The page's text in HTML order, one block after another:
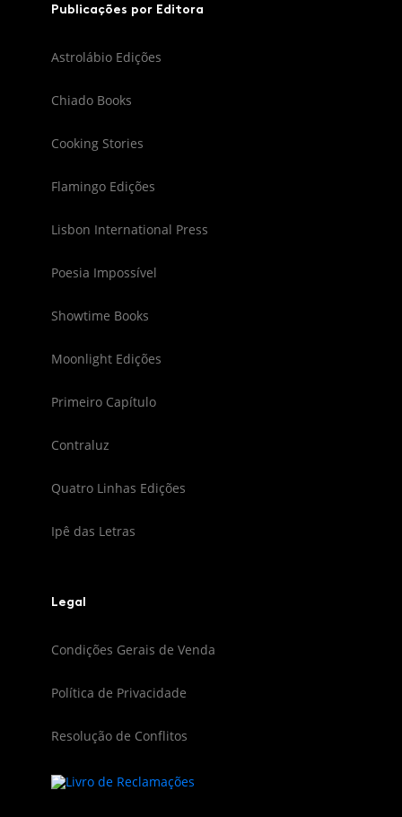
Publicações por Editora
Astrolábio Edições
Chiado Books
Cooking Stories
Flamingo Edições
Lisbon International Press
Poesia Impossível
Showtime Books
Moonlight Edições
Primeiro Capítulo
Contraluz
Quatro Linhas Edições
Ipê das Letras
Legal
Condições Gerais de Venda
Política de Privacidade
Resolução de Conflitos